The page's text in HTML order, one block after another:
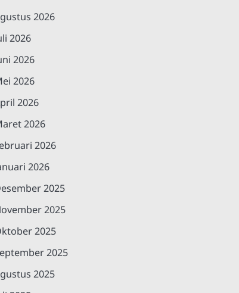
2026
2026
2026
2026
2026
2026
2026
2026
2025
2025
2025
2025
2025